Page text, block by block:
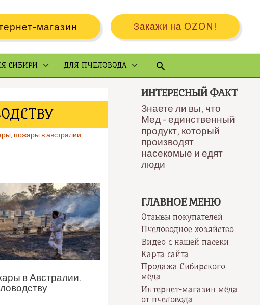
магазин Закажи на OZON!
СИБИРИ ДЛЯ ПЧЕЛОВОДА Поиск
, пожары в австралии,
в Австралии.
ИНТЕРЕСНЫЙ ФАКТ
Знаете ли вы, что
Мед - единственный
продукт, который
производят
насекомые и едят
люди
ГЛАВНОЕ МЕНЮ
Отзывы покупателей
Пчеловодное хозяйство
Видео с нашей пасеки
Карта сайта
Продажа Сибирского
мёда
Интернет-магазин мёда
от пчеловода